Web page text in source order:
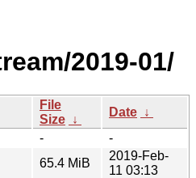
2019-01/
File
Size ↓
Date ↓
-
-
65.4 MiB
2019-Feb-
11 03:13